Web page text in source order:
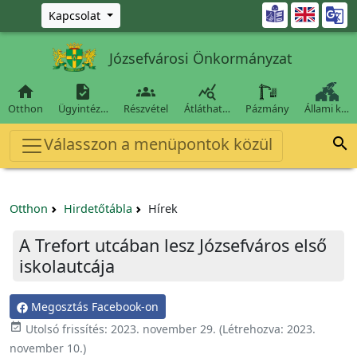
Ugrás a fő tartalomra
Kapcsolat 
Józsefvárosi Önkormányzat

Otthon

Ügyintéz…

Részvétel

Átláthat… Pázmány Állami k…
Válasszon a menüpontok közül 
Otthon Hirdetőtábla Hírek
A Trefort utcában lesz Józsefváros első
iskolautcája
Megosztás Facebook-on
 Utolsó frissítés: 2023. november 29. (Létrehozva: 2023.
november 10.)